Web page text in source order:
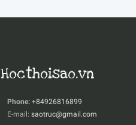
Hocthoisao.vn
Phone: +84926816899
E-mail: saotruc@gmail.com